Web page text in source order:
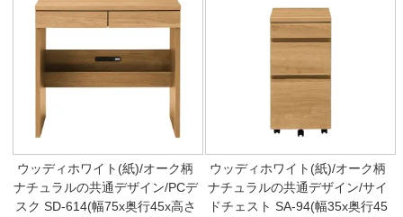
ウッディホワイト(紙)/オーク柄
ナチュラルの共通デザイン/PCデ
スク SD-614(幅75x奥行45x高さ
ウッディホワイト(紙)/オーク柄
ナチュラルの共通デザイン/サイ
ドチェスト SA-94(幅35x奥行45